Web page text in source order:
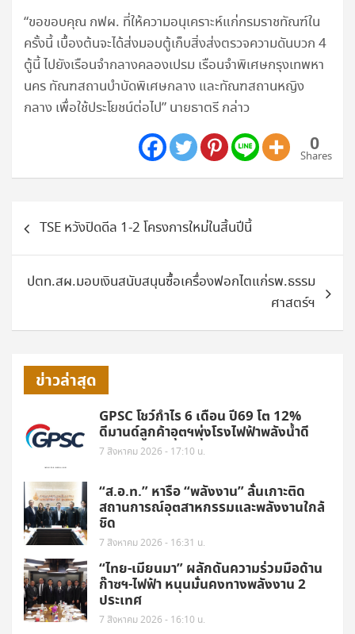
“ขอขอบคุณ กฟผ. ที่ให้ความอนุเคราะห์แก่กรมราชทัณฑ์ใน
ครั้งนี้ เบื้องต้นจะได้ส่งมอบตู้เก็บสิ่งส่งตรวจความดันบวก 4
ตู้นี้ ไปยังเรือนจำกลางคลองเปรม เรือนจำพิเศษกรุงเทพหา
นคร ทัณฑสถานบำบัดพิเศษกลาง และทัณฑสถานหญิง
กลาง เพื่อใช้ประโยชน์ต่อไป” นายธาตรี กล่าว
0
Shares
แนะแนว
เรื่องTSE หวังปิดดีล 1-2 โครงการใหม่ในสิ้นปีนี้
ปตท.สผ.มอบเงินสนับสนุนซื้อเครื่องฟอกไตแก่รพ.ธรรม
ศาสตร์ฯ
ข่าวล่าสุด
GPSC โชว์กำไร 6 เดือน ปี69 โต 12%
ดีมานด์ลูกค้าอุตฯพุ่งโรงไฟฟ้าพลังน้ำดี
7 สิงหาคม 2026 - 17:10 น.
“ส.อ.ท.” หารือ “พลังงาน” ลั่นเกาะติด
สถานการณ์อุตสาหกรรมและพลังงานใกล้
ชิด
7 สิงหาคม 2026 - 16:31 น.
“ไทย-เมียนมา” ผลักดันความร่วมมือด้าน
ก๊าซฯ-ไฟฟ้า หนุนมั่นคงทางพลังงาน 2
ประเทศ
7 สิงหาคม 2026 - 16:10 น.